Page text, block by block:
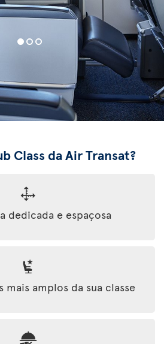
Class da Air Transat?
dedicada e espaçosa
mais amplos da sua classe